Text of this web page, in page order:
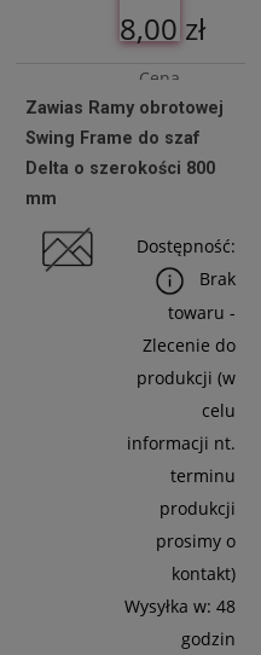
8,00 zł
Cena
netto:
6,50 zł
Do
Koszyka
Zawias Ramy obrotowej
Swing Frame do szaf
Delta o szerokości 800
mm
Dostępność:
Brak
towaru -
Zlecenie do
produkcji (w
celu
informacji nt.
terminu
produkcji
prosimy o
kontakt)
Wysyłka w: 48
godzin